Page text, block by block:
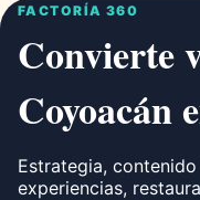
FACTORÍA 360
Convierte
Coyoacán
Estrategia,
experiencias,